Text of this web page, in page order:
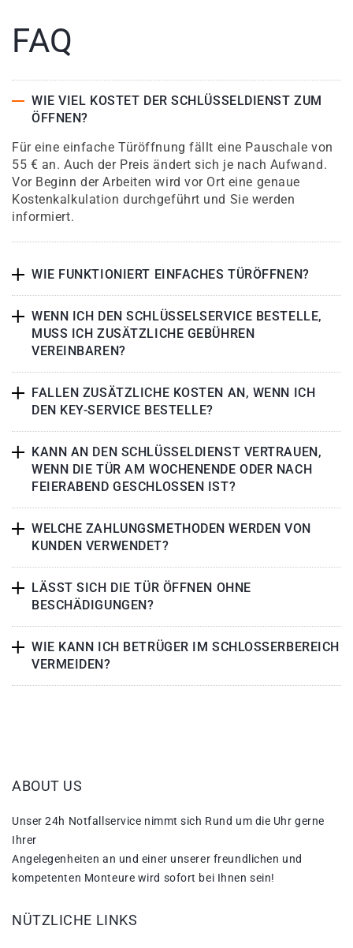
FAQ
WIE VIEL KOSTET DER SCHLÜSSELDIENST ZUM
ÖFFNEN?
Für eine einfache Türöffnung fällt eine Pauschale von
55 € an. Auch der Preis ändert sich je nach Aufwand.
Vor Beginn der Arbeiten wird vor Ort eine genaue
Kostenkalkulation durchgeführt und Sie werden
informiert.
WIE FUNKTIONIERT EINFACHES TÜRÖFFNEN?
WENN ICH DEN SCHLÜSSELSERVICE BESTELLE,
MUSS ICH ZUSÄTZLICHE GEBÜHREN
VEREINBAREN?
FALLEN ZUSÄTZLICHE KOSTEN AN, WENN ICH
DEN KEY-SERVICE BESTELLE?
KANN AN DEN SCHLÜSSELDIENST VERTRAUEN,
WENN DIE TÜR AM WOCHENENDE ODER NACH
FEIERABEND GESCHLOSSEN IST?
WELCHE ZAHLUNGSMETHODEN WERDEN VON
KUNDEN VERWENDET?
LÄSST SICH DIE TÜR ÖFFNEN OHNE
BESCHÄDIGUNGEN?
WIE KANN ICH BETRÜGER IM SCHLOSSERBEREICH
VERMEIDEN?
ABOUT US
Unser 24h Notfallservice nimmt sich Rund um die Uhr gerne
Ihrer
Angelegenheiten an und einer unserer freundlichen und
kompetenten Monteure wird sofort bei Ihnen sein!
NÜTZLICHE LINKS